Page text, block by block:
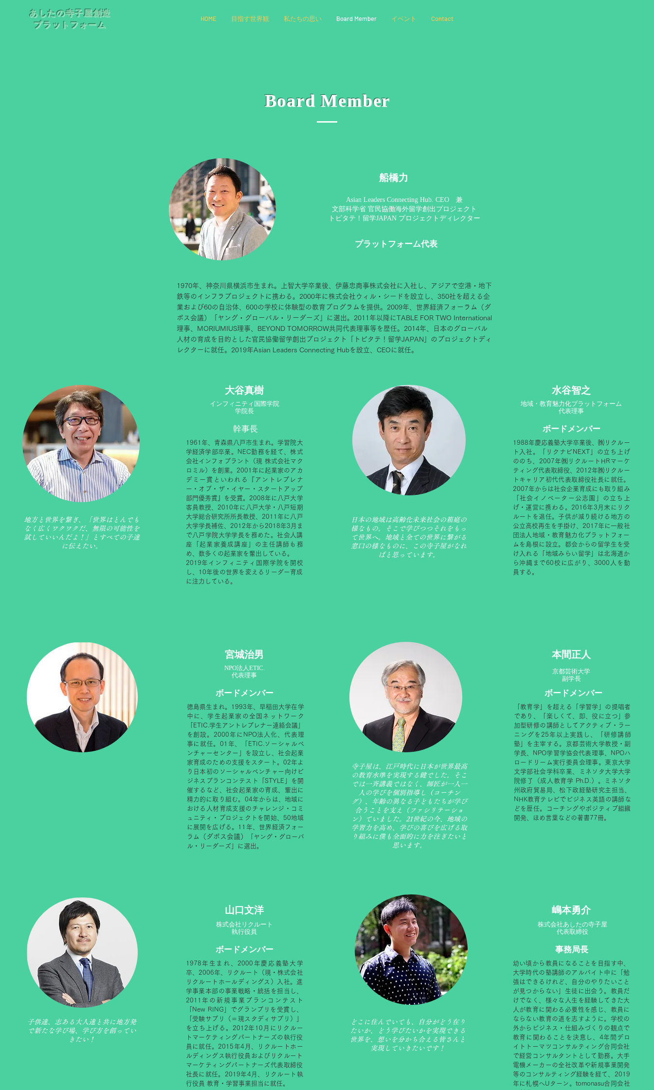
あしたの寺子屋創造
プラットフォーム
HOME 目指す世界観 私たちの思い Board Member イベント Contact
Board Member
船橋力
Asian Leaders Connecting Hub. CEO 兼
文部科学省 官民協働海外留学創出プロジェクト
トビタテ！ 留学JAPAN プロジェクトディレクター
プラットフォーム代表
1970年、神奈川県横浜市生まれ。上智大学卒業後、伊藤忠商事株式会社に入社し、アジアで空港・地下
鉄等のインフラプロジェクトに携わる。2000年に株式会社ウィル・シードを設立し、350社を超える企
業および60の自治体、600の学校に体験型の教育プログラムを提供。2009年、世界経済フォーラム（ダ
ボス会議）「ヤング・グローバル・リーダーズ」に選出。2011年以降にTABLE FOR TWO International
理事、MORIUMIUS理事、BEYOND TOMORROW共同代表理事等を歴任。2014年、日本のグローバル
人材の育成を目的とした官民協働留学創出プロジェクト「トビタテ！留学JAPAN」のプロジェクトディ
レクターに就任。2019年Asian Leaders Connecting Hubを設立、CEOに就任。
地方と世界を繋ぎ、「世界はとんでも
なく広くワクワクだ、無限の可能性を
試していいんだよ！」とすべての子達
に伝えたい。
大谷真樹
インフィニティ国際学院
学院長
幹事長
1961年、青森県八戸市生まれ。学習院大
学経済学部卒業。NEC勤務を経て、株式
会社インフォプラント（現 株式会社マク
ロミル）を創業。2001年に起業家のアカ
デミー賞といわれる『アントレプレナ
ー・オブ・ザ・イヤー・スタートアップ
部門優秀賞』を受賞。2008年に八戸大学
客員教授、2010年に八戸大学・八戸短期
大学総合研究所所長教授、2011年に八戸
大学学長補佐、2012年から2018年3月ま
で八戸学院大学学長を務めた。社会人講
座「起業家養成講座」の主任講師も務
め、数多くの起業家を輩出している。
2019年インフィニティ国際学院を開校
し、10年後の世界を変えるリーダー育成
に注力している。
日本の地域は高齢化未来社会の箱庭の
様なもの。そこで学びつつそれをもっ
て世界へ。地域と全ての世界に繋がる
窓口の様なものに、この寺子屋がなれ
ばと思っています。
水谷智之
地域・教育魅力化プラットフォーム
代表理事
ボードメンバー
1988年慶応義塾大学卒業後、㈱リクルー
ト入社。「リクナビNEXT」の立ち上げ
ののち、2007年㈱リクルートHRマーケ
ティング代表取締役、2012年㈱リクルー
トキャリア初代代表取締役社長に就任。
2007年からは社会企業育成にも取り組み
「社会イノベーター公志園」の立ち上
げ・運営に携わる。2016年3月末にリク
ルートを退任。子供が減り続ける地方の
公立高校再生を手掛け、2017年に一般社
団法人地域・教育魅力化プラットフォー
ムを島根に設立。都会からの留学生を受
け入れる「地域みらい留学」は北海道か
ら沖縄まで60校に広がり、3000人を動
員する。
宮城治男
NPO法人ETIC.
代表理事
ボードメンバー
徳島県生まれ。1993年、早稲田大学在学
中に、学生起業家の全国ネットワーク
「ETIC.学生アントレプレナー連絡会議」
を創設。2000年にNPO法人化、代表理
事に就任。01年、「ETIC.ソーシャルベ
ンチャーセンター」を設立し、社会起業
家育成のための支援をスタート。02年よ
り日本初のソーシャルベンチャー向けビ
ジネスプランコンテスト「STYLE」を開
催するなど、社会起業家の育成、輩出に
精力的に取り組む。04年からは、地域に
おける人材育成支援のチャレンジ・コミ
ュニティ・プロジェクトを開始、50地域
に展開を広げる。11年、世界経済フォー
ラム
（ダボス会議）
「ヤング・グローバ
ル・リーダーズ」に選出。
寺子屋は、江戸時代に日本が世界最高
の教育水準を実現する鍵でした。そこ
では一斉講義ではなく、師匠が一人 一
人の学びを個別指導し（コーチン
グ）、年齢の異なる子どもたちが学び
合うことを支え（ファシリテーショ
ン）ていました。21世紀の今、地域の
学習力を高め、学びの喜びを広げる取
り組みに僕も全面的に力を注ぎたいと
思います。
​本間正人
京都芸術大学
副学長
ボードメンバー
「教育学」を超える「学習学」の提唱者
であり、「楽しくて、即、役に立つ」参
加型研修の講師としてアクティブ・ラー
ニングを25年以上実践し、「研修講師
塾」を主宰する。京都芸術大学教授・副
学長、NPO学習学協会代表理事、NPOハ
ロードリーム実行委員会理事。東京大学
文学部社会学科卒業、ミネソタ大学大学
院修了（成人教育学 Ph.D.）。ミネソタ
州政府貿易局、松下政経塾研究主担当、
NHK教育テレビでビジネス英語の講師な
どを歴任。コーチングやポジティブ組織
開発、ほめ言葉などの著書77冊。
子供達、志ある大人達と共に地方発
で新たな学び場、学び方を創ってい
きたい！
山口文洋
株式会社リクルート
​執行役員
ボードメンバー
1978年生まれ、2000年慶応義塾大学
卒、2006年、リクルート（現・株式会社
リクルートホールディングス）入社。進
学事業本部の事業戦略・統括を担当し、
2011年の新規事業プランコンテスト
「New RING」でグランプリを受賞し、
「受験サプリ（＝現スタディサプリ）」
を立ち上げる。2012年10月にリクルー
トマーケティングパートナーズの執行役
員に就任。2015年4月、リクルートホー
ルディングス執行役員およびリクルート
マーケティングパートナーズ代表取締役
社長に就任。2019年4月、リクルート執
行役員 教育・学習事業担当に就任。
どこに住んでいても、自分がどう在り
たいか、どう学びたいかを実現できる
世界を、想いを分かち合える皆さんと
実現していきたいです！
​嶋本勇介
株式会社あしたの寺子屋
代表取締役
事務局長
幼い頃から教員になることを目指す中、
大学時代の塾講師のアルバイト中に「勉
強はできるけれど、自分のやりたいこと
が見つからない」生徒に出会う。教員だ
けでなく、様々な人生を経験してきた大
人が教育に関わる必要性を感じ、教員に
ならない教育の道を志すように。学校の
外からビジネス・仕組みづくりの観点で
教育に関わることを決意し、4年間デロ
イトトーマツコンサルティング合同会社
で経営コンサルタントとして勤務。大手
電機メーカーの全社改革や新規事業開発
等のコンサルティング経験を経て、2019
年に札幌へUターン。tomonasu合同会社